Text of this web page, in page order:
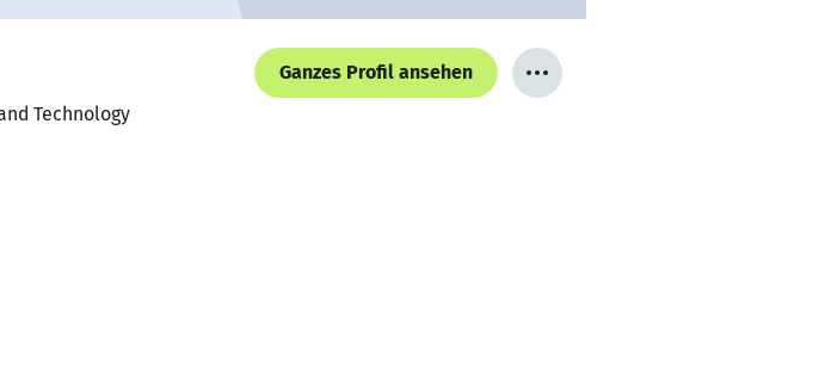
Ganzes Profil ansehen
Technology